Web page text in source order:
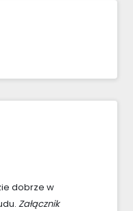
dobrze w
Załącznik